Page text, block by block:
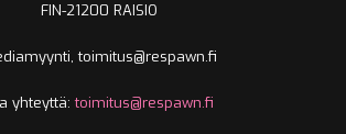
FIN-21200 RAISIO
toimitus@respawn.fi
yhteyttä:toimitus@respawn.fi